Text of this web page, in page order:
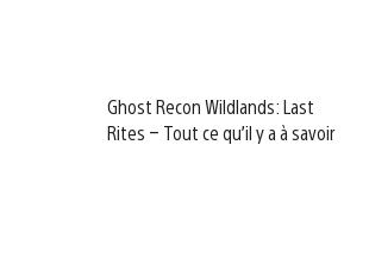
Ghost Recon Wildlands: Last
Rites – Tout ce qu’il y a à savoir